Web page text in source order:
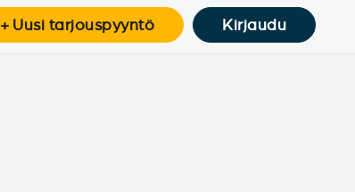
+ Uusi tarjouspyyntö Kirjaudu